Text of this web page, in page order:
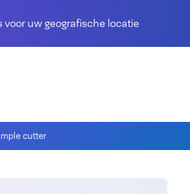
uw geografische locatie
cutter